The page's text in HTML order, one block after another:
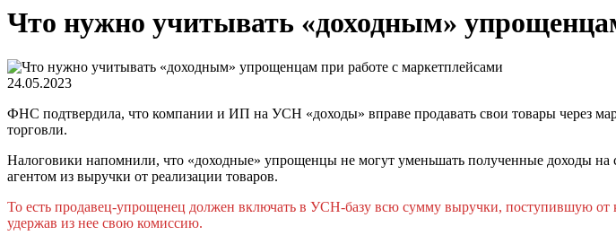
Что нужно учитывать «доходным»
24.05.2023
ФНС подтвердила, что компании и ИП на УСН «доходы» вправе продавать свои товары через
торговли.
Налоговики напомнили, что «доходные» упрощенцы не могут уменьшать полученные доходы на
агентом из выручки от реализации товаров.
То есть продавец-упрощенец должен включать в УСН-базу всю сумму выручки, поступившую от
удержав из нее свою комиссию.